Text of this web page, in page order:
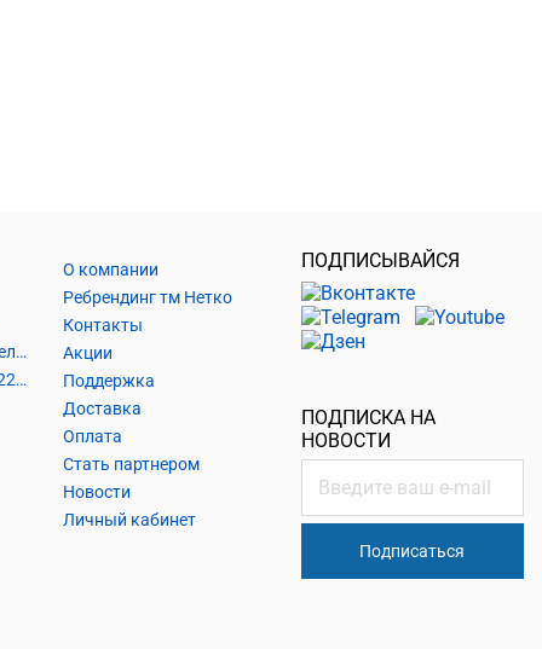
Шнуры и аксессуары, кабельные наконечники
Кабель силовой, розетки 220В, выключатели 220В, сетевые фильтры
О компании
Ребрендинг тм Нетко
Контакты
Акции
Поддержка
Доставка
Оплата
Стать партнером
Новости
Личный кабинет
ПОДПИСЫВАЙСЯ
ПОДПИСКА НА
НОВОСТИ
Подписаться